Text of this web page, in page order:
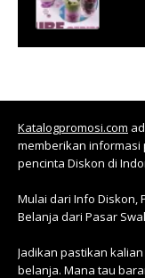
Katalogpromosi.com
memberikan
pencinta Diskon di
Mulai dari Info Diskon,
Belanja dari Pasar
Jadikan pastikan kalian
belanja. Mana tau